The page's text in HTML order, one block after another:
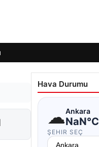
Hava Durumu
☁Ankara
NaN°C
ŞEHIR SEÇ